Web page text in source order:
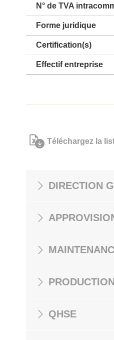
N° de TVA
Forme juridique
Certification(s)
Effectif entreprise
Téléchargez la
DIRECTION
QHSE